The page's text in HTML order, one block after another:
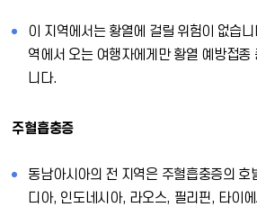
이 지역에서는 황열에 걸릴 위험이 없습
역에서 오는 여행자에게만 황열 예방접종
니다.
주혈흡충증
동남아시아의 전 지역은 주혈흡충증의 호
디아, 인도네시아, 라오스, 필리핀, 타이